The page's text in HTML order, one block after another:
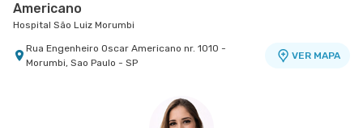
Americano
Hospital São Luiz Morumbi
Rua Engenheiro Oscar Americano nr. 1010 -
Morumbi, Sao Paulo - SP
VER MAPA